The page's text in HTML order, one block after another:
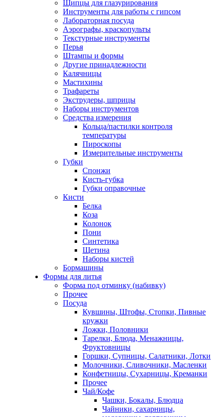
Щипцы для глазурирования
Инструменты для работы с гипсом
Лабораторная посуда
Аэрографы, краскопульты
Текстурные инструменты
Перья
Штампы и формы
Другие принадлежности
Калячницы
Мастихины
Трафареты
Экструдеры, шприцы
Наборы инструментов
Средства измерения
Кольца/пастилки контроля
температуры
Пироскопы
Измерительные инструменты
Губки
Спонжи
Кисть-губка
Губки оправочные
Кисти
Белка
Коза
Колонок
Пони
Синтетика
Щетина
Наборы кистей
Бормашины
Формы для литья
Форма под отминку (набивку)
Прочее
Посуда
Кувшины, Штофы, Стопки, Пивные
кружки
Ложки, Половники
Тарелки, Блюда, Менажницы,
Фруктовницы
Горшки, Супницы, Салатники, Лотки
Молочники, Сливочники, Масленки
Конфетницы, Сухарницы, Креманки
Прочее
Чай/Кофе
Чашки, Бокалы, Блюдца
Чайники, сахарницы,